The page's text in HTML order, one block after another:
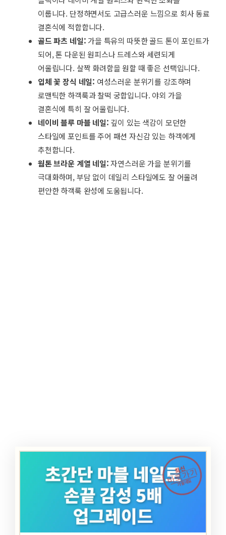
이룹니다. 단정하면서도 고급스러운 느낌으로 회사 동료
결혼식에 적합합니다.
골드 파츠 네일:가을 특유의 따뜻한 골드 톤이 포인트가
되어, 톤 다운된 원피스나 드레스와 세련되게
어울립니다. 살짝 화려함을 원할 때 좋은 선택입니다.
입체 꽃 장식 네일: 여성스러운 분위기를 강조하며
로맨틱한 하객룩과 찰떡 궁합입니다. 야외 가을
결혼식에 특히 잘 어울립니다.
네이비 블루 마블 네일: 깊이 있는 색감이 모던한
스타일에 포인트를 주어 패션 자신감 있는 하객에게
추천합니다.
웜톤 브라운 계열 네일:자연스러운 가을 분위기를
극대화하며, 부담 없이 데일리 스타일에도 잘 어울려
편안한 하객룩 완성에 도움됩니다.
최신
바로가기
가을네일